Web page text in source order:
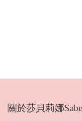
關於莎貝莉娜